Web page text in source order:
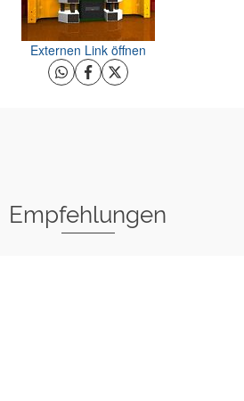
Externen Link öffnen
Empfehlungen